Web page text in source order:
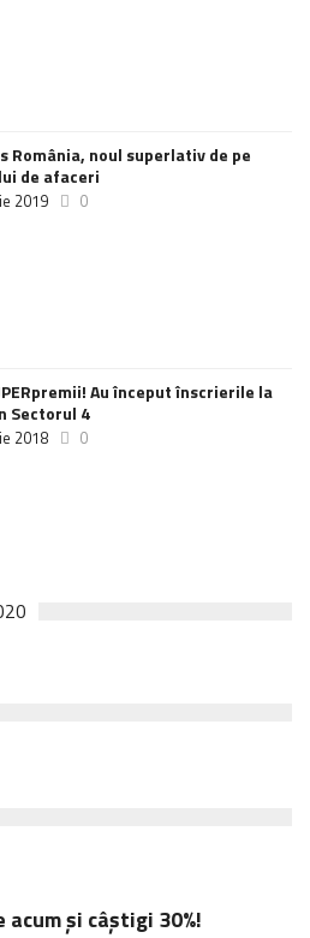
România, noul superlativ de pe
de afaceri
2019 0
Au început înscrierile la
Sectorul 4
2018 0
și câștigi 30%!